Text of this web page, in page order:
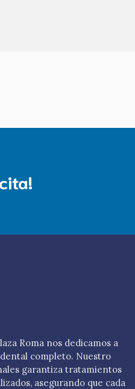
Roma nos dedicamos a
completo. Nuestro
garantiza tratamientos
asegurando que cada